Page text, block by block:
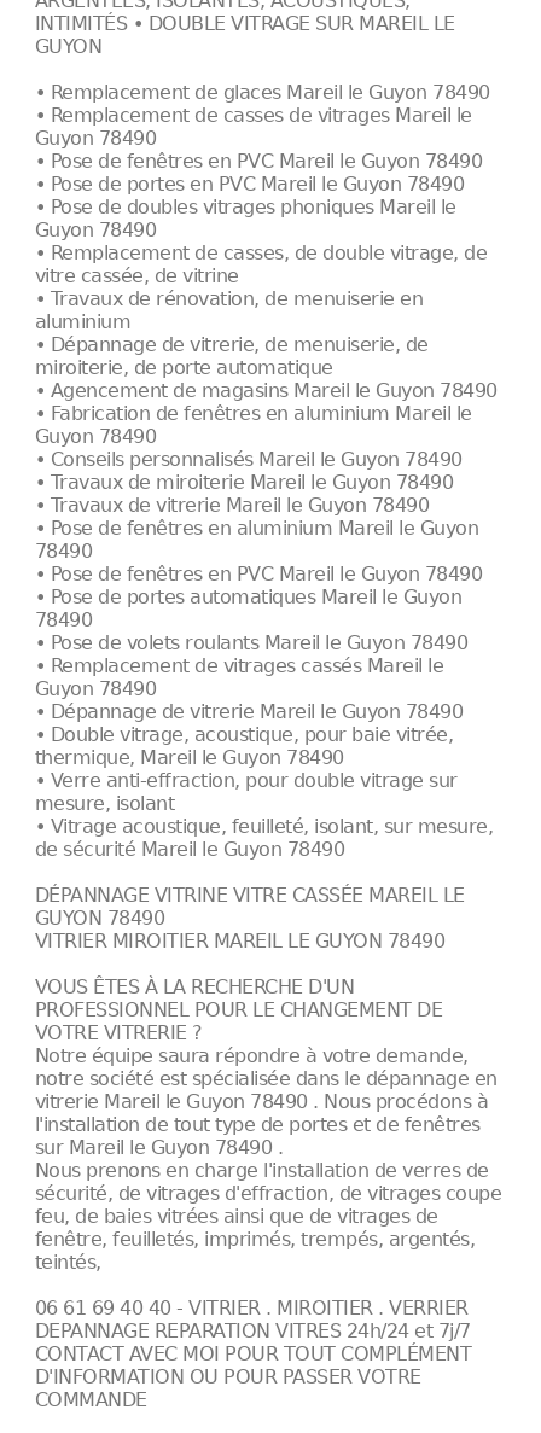
INTIMITÉS • DOUBLE VITRAGE SUR MAREIL LE
GUYON
• Remplacement de glaces Mareil le Guyon 78490
• Remplacement de casses de vitrages Mareil le
Guyon 78490
• Pose de fenêtres en PVC Mareil le Guyon 78490
• Pose de portes en PVC Mareil le Guyon 78490
• Pose de doubles vitrages phoniques Mareil le
Guyon 78490
• Remplacement de casses, de double vitrage, de
vitre cassée, de vitrine
• Travaux de rénovation, de menuiserie en
aluminium
• Dépannage de vitrerie, de menuiserie, de
miroiterie, de porte automatique
• Agencement de magasins Mareil le Guyon 78490
• Fabrication de fenêtres en aluminium Mareil le
Guyon 78490
• Conseils personnalisés Mareil le Guyon 78490
• Travaux de miroiterie Mareil le Guyon 78490
• Travaux de vitrerie Mareil le Guyon 78490
• Pose de fenêtres en aluminium Mareil le Guyon
78490
• Pose de fenêtres en PVC Mareil le Guyon 78490
• Pose de portes automatiques Mareil le Guyon
78490
• Pose de volets roulants Mareil le Guyon 78490
• Remplacement de vitrages cassés Mareil le
Guyon 78490
• Dépannage de vitrerie Mareil le Guyon 78490
• Double vitrage, acoustique, pour baie vitrée,
thermique, Mareil le Guyon 78490
• Verre anti-effraction, pour double vitrage sur
mesure, isolant
• Vitrage acoustique, feuilleté, isolant, sur mesure,
de sécurité Mareil le Guyon 78490
DÉPANNAGE VITRINE VITRE CASSÉE MAREIL LE
GUYON 78490
VITRIER MIROITIER MAREIL LE GUYON 78490
VOUS ÊTES À LA RECHERCHE D'UN
PROFESSIONNEL POUR LE CHANGEMENT DE
VOTRE VITRERIE ?
Notre équipe saura répondre à votre demande,
notre société est spécialisée dans le dépannage en
vitrerie Mareil le Guyon 78490 . Nous procédons à
l'installation de tout type de portes et de fenêtres
sur Mareil le Guyon 78490 .
Nous prenons en charge l'installation de verres de
sécurité, de vitrages d'effraction, de vitrages coupe
feu, de baies vitrées ainsi que de vitrages de
fenêtre, feuilletés, imprimés, trempés, argentés,
teintés,
06 61 69 40 40 - VITRIER . MIROITIER . VERRIER
DEPANNAGE REPARATION VITRES 24h/24 et 7j/7
CONTACT AVEC MOI POUR TOUT COMPLÉMENT
D'INFORMATION OU POUR PASSER VOTRE
COMMANDE